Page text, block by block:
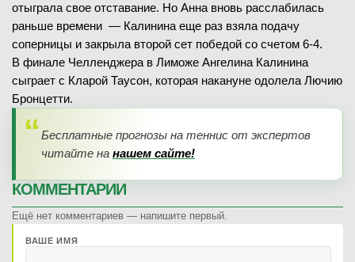
отыграла свое отставание. Но Анна вновь расслабилась
раньше времени — Калинина еще раз взяла подачу
соперницы и закрыла второй сет победой со счетом 6-4.
В финале Челленджера в Лиможе Ангелина Калинина
сыграет с Кларой Таусон, которая накануне одолела Лючию
Бронцетти.
Бесплатные прогнозы на теннис от экспертов
читайте на нашем сайте!
КОММЕНТАРИИ
Ещё нет комментариев — напишите первый.
ВАШЕ ИМЯ